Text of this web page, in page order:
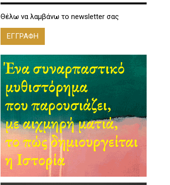
Θέλω να λαμβάνω το newsletter σας
ΕΓΓΡΑΦΗ